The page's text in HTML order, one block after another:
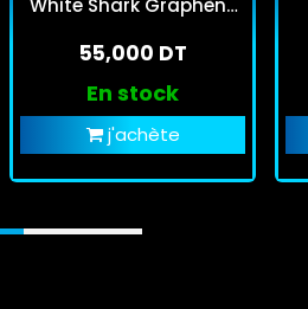
White Shark Graphène
55,000 DT
En stock
j'achète